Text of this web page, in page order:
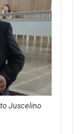
Juscelino